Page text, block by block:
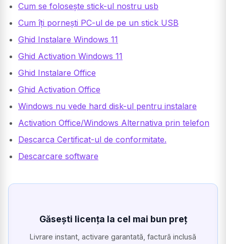
Cum se folosește stick-ul nostru usb
Cum îți pornești PC-ul de pe un stick USB
Ghid Instalare Windows 11
Ghid Activation Windows 11
Ghid Instalare Office
Ghid Activation Office
Windows nu vede hard disk-ul pentru instalare
Activation Office/Windows Alternativa prin telefon
Descarca Certificat-ul de conformitate.
Descarcare software
Găsești licența la cel mai bun preț
Livrare instant, activare garantată, factură inclusă